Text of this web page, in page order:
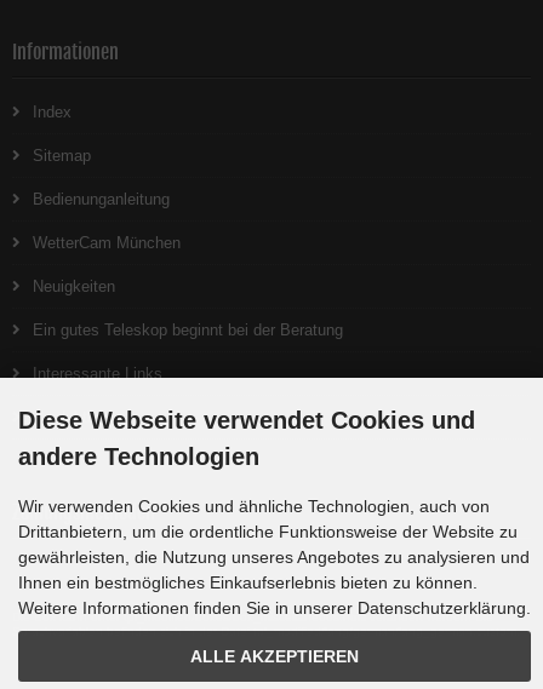
Informationen
Index
Sitemap
Bedienunganleitung
WetterCam München
Neuigkeiten
Ein gutes Teleskop beginnt bei der Beratung
Interessante Links
Produktlisten
Zahlungsmethoden
Die Box kann unter tpl_modified/boxes/box_miscellaneous.html verändert werden. Die
Sprachvariablen befinden sich in der Datei tpl_modified/lang/german/lang_german.custom.
Diese Webseite verwendet Cookies und
andere Technologien
Wir verwenden Cookies und ähnliche Technologien, auch von
Drittanbietern, um die ordentliche Funktionsweise der Website zu
gewährleisten, die Nutzung unseres Angebotes zu analysieren und
Ihnen ein bestmögliches Einkaufserlebnis bieten zu können.
Weitere Informationen finden Sie in unserer Datenschutzerklärung.
ALLE AKZEPTIEREN